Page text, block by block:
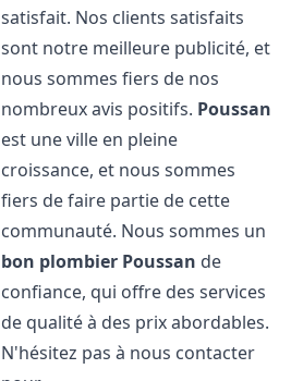
satisfait. Nos clients satisfaits
sont notre meilleure publicité, et
nous sommes fiers de nos
nombreux avis positifs. Poussan
est une ville en pleine
croissance, et nous sommes
fiers de faire partie de cette
communauté. Nous sommes un
bon plombier Poussan de
confiance, qui offre des services
de qualité à des prix abordables.
N'hésitez pas à nous contacter